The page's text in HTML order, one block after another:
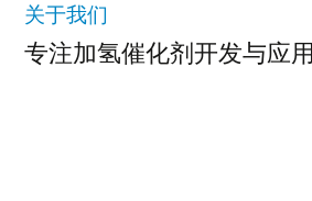
关于我们
专注加氢催化剂开发与应用